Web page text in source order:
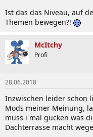
Ist das das Niveau, auf
Themen bewegen?!
McItchy
Profi
28.06.2018
Inzwischen leider schon
Mods meiner Meinung,
muss i mal gucken was
Dachterrasse macht